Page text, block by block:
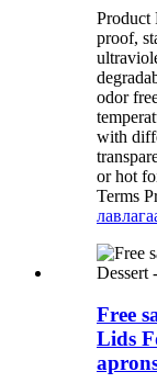
Product
proof,
odor
with
or hot
Terms
Free
Lids